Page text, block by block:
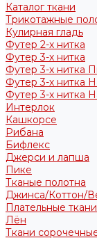
Каталог ткани
Трикотажные
Кулирная гладь
Футер 2-х нитка
Футер 3-х нитка
Футер 3-х нитка
Футер 3-х нитка
Футер 3-х нитка
Интерлок
Кашкорсе
Рибана
Бифлекс
Джерси и лапша
Пике
Тканые полотна
Джинса/Коттон/
Плательные ткани
Лён
Ткани